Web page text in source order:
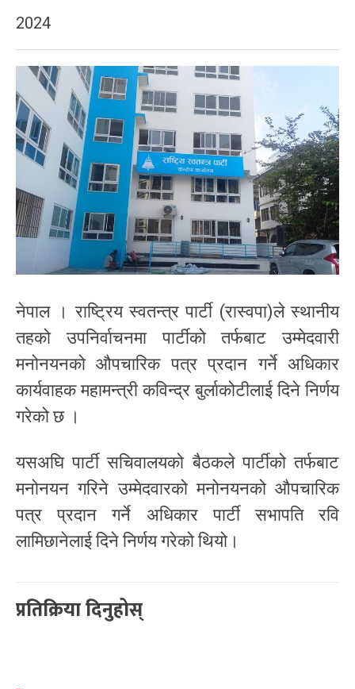
2024
नेपाल । राष्ट्रिय स्वतन्त्र पार्टी (रास्वपा)ले स्थानीय
तहको उपनिर्वाचनमा पार्टीको तर्फबाट उम्मेदवारी
मनोनयनको औपचारिक पत्र प्रदान गर्ने अधिकार
कार्यवाहक महामन्त्री कविन्द्र बुर्लाकोटीलाई दिने निर्णय
गरेको छ ।
यसअघि पार्टी सचिवालयको बैठकले पार्टीको तर्फबाट
मनोनयन गरिने उम्मेदवारको मनोनयनको औपचारिक
पत्र प्रदान गर्ने अधिकार पार्टी सभापति रवि
लामिछानेलाई दिने निर्णय गरेको थियो।
प्रतिक्रिया दिनुहोस्